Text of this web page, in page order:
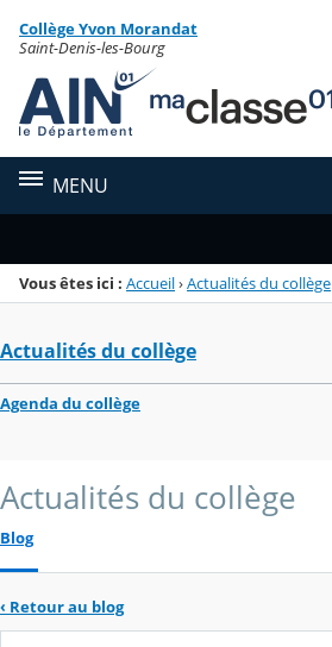
Menu de la rubrique
Contenu
Collège Yvon Morandat
Saint-Denis-les-Bourg
MENU
Vous êtes ici : Accueil›Actualités du collège
Actualités du collège
Agenda du collège
Actualités du collège
Blog
‹ Retour au blog